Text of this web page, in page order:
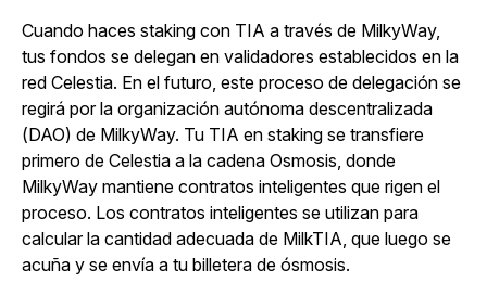
Cuando haces staking con TIA a través de MilkyWay,
tus fondos se delegan en validadores establecidos en la
red Celestia. En el futuro, este proceso de delegación se
regirá por la organización autónoma descentralizada
(DAO) de MilkyWay. Tu TIA en staking se transfiere
primero de Celestia a la cadena Osmosis, donde
MilkyWay mantiene contratos inteligentes que rigen el
proceso. Los contratos inteligentes se utilizan para
calcular la cantidad adecuada de MilkTIA, que luego se
acuña y se envía a tu billetera de ósmosis.